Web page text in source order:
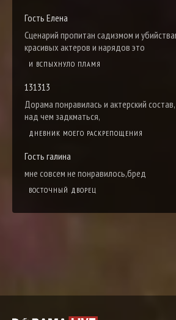
Гость Елена
Сценарий пропитан садизмом и
красивых актеров и нарядов это
И ВСПЫХНУЛО ПЛАМЯ
131313
Дорама понравилась и актерский
над чем задкматься,
ДНЕВНИК МОЕГО РАСКРЕПОЩЕНИЯ
Гость галина
мне совсем не понравилось,бред
ВОСТОЧНЫЙ ДВОРЕЦ